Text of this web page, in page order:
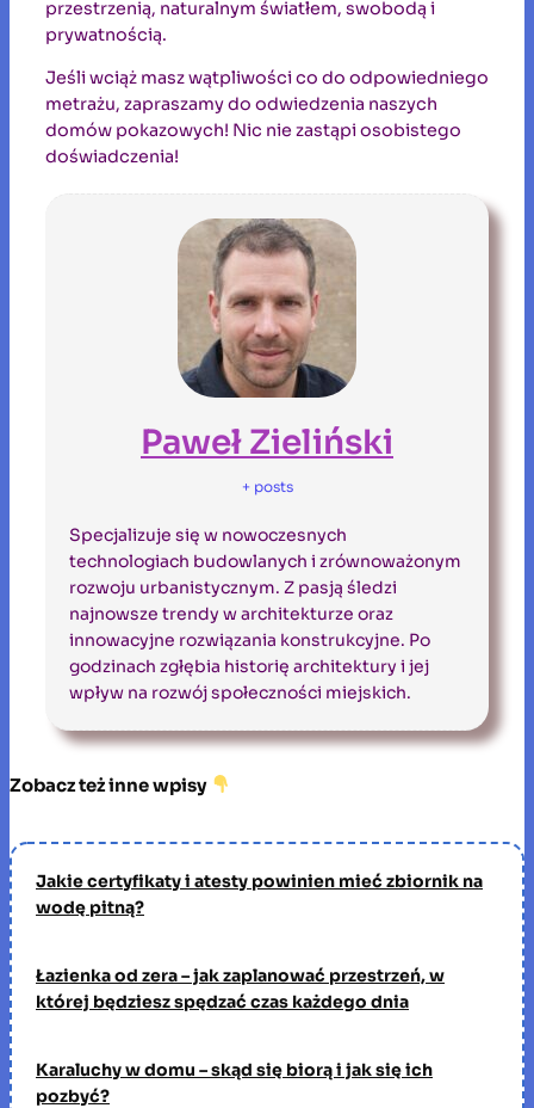
przestrzenią, naturalnym światłem, swobodą i
prywatnością.
Jeśli wciąż masz wątpliwości co do odpowiedniego
metrażu, zapraszamy do odwiedzenia naszych
domów pokazowych! Nic nie zastąpi osobistego
doświadczenia!
Paweł Zieliński
+ posts
Specjalizuje się w nowoczesnych
technologiach budowlanych i zrównoważonym
rozwoju urbanistycznym. Z pasją śledzi
najnowsze trendy w architekturze oraz
innowacyjne rozwiązania konstrukcyjne. Po
godzinach zgłębia historię architektury i jej
wpływ na rozwój społeczności miejskich.
Zobacz też inne wpisy
Jakie certyfikaty i atesty powinien mieć zbiornik na
wodę pitną?
Łazienka od zera – jak zaplanować przestrzeń, w
której będziesz spędzać czas każdego dnia
Karaluchy w domu – skąd się biorą i jak się ich
pozbyć?